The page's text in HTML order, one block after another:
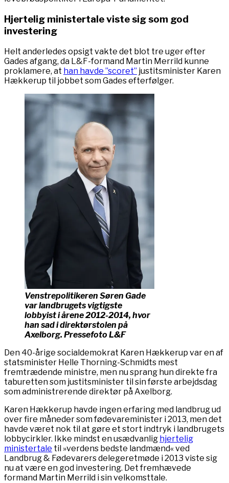
Hjertelig ministertale viste sig som god
investering
Helt anderledes opsigt vakte det blot tre uger efter
Gades afgang, da L&F-formand Martin Merrild kunne
proklamere, at han havde ”scoret” justitsminister Karen
Hækkerup til jobbet som Gades efterfølger.
Venstrepolitikeren Søren Gade
var landbrugets vigtigste
lobbyist i årene 2012-2014, hvor
han sad i direktørstolen på
Axelborg. Pressefoto L&F
Den 40-årige socialdemokrat Karen Hækkerup var en af
statsminister Helle Thorning-Schmidts mest
fremtrædende ministre, men nu sprang hun direkte fra
taburetten som justitsminister til sin første arbejdsdag
som administrerende direktør på Axelborg.
Karen Hækkerup havde ingen erfaring med landbrug ud
over fire måneder som fødevareminister i 2013, men det
havde været nok til at gøre et stort indtryk i landbrugets
lobbycirkler. Ikke mindst en usædvanlig hjertelig
ministertale til »verdens bedste landmænd« ved
Landbrug & Fødevarers delegeretmøde i 2013 viste sig
nu at være en god investering. Det fremhævede
formand Martin Merrild i sin velkomsttale.